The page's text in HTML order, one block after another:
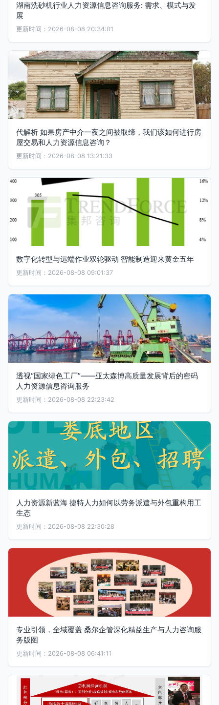
湖南洗砂机行业人力资源信息咨询服务: 需求、模式与发
展
更新时间：2026-08-08 20:34:01
代解析 如果房产中介一夜之间被取缔，我们该如何进行房
屋交易和人力资源信息咨询？
更新时间：2026-08-08 13:21:33
数字化转型与远端作业双轮驱动 智能制造迎来黄金五年
更新时间：2026-08-08 09:01:37
透视“国家绿色工厂”——亚太森博高质量发展背后的密码
人力资源信息咨询服务
更新时间：2026-08-08 22:23:42
人力资源新蓝海 捷特人力如何以劳务派遣与外包重构用工
生态
更新时间：2026-08-08 22:30:28
专业引领，全域覆盖 桑尔企管深化精益生产与人力咨询服
务版图
更新时间：2026-08-08 06:41:11